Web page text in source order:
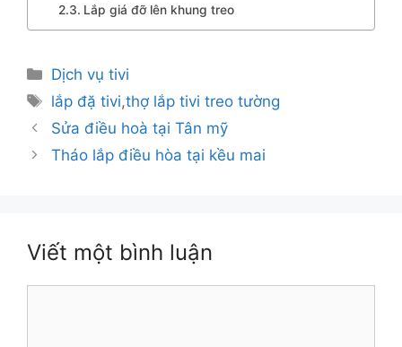
Lắp giá đỡ lên khung treo
Danh
mục
Dịch vụ tivi
Thẻ
lắp đặ tivi,thợ lắp tivi treo tường
Sửa điều hoà tại Tân mỹ
Tháo lắp điều hòa tại kều mai
Viết một bình luận